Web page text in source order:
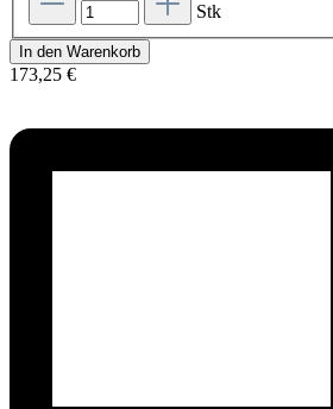
Stk
In den Warenkorb
173,25 €